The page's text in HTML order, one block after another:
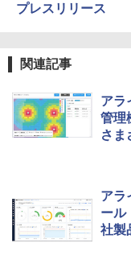
プレスリリース
関連記事
アラ
管理
さま
アラ
ール
社製